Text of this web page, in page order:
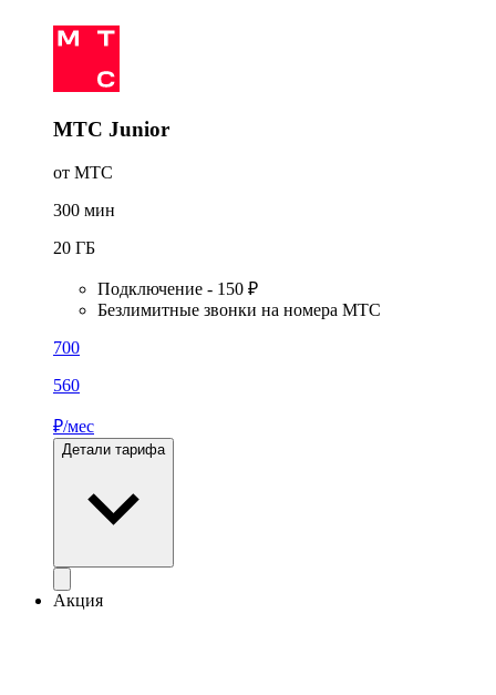
МТС Junior
от МТС
300 мин
20 ГБ
Подключение - 150 ₽
Безлимитные звонки на номера МТС
700
560
₽/мес
Детали тарифа
Акция